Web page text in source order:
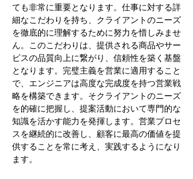
ても非常に重要となります。仕事に対する詳
細なこだわりを持ち、クライアントのニーズ
を徹底的に理解するために努力を惜しみませ
ん。このこだわりは、提供される商品やサー
ビスの品質向上に繋がり、信頼性を築く基盤
となります。完璧主義を営業に適用すること
で、エンジニアは高度な完成度を持つ営業戦
略を構築できます。そクライアントのニーズ
を的確に把握し、提案活動において専門的な
知識を活かす能力を発揮します。営業プロセ
スを継続的に改善し、顧客に最高の価値を提
供することを常に考え、実践するようになり
ます。